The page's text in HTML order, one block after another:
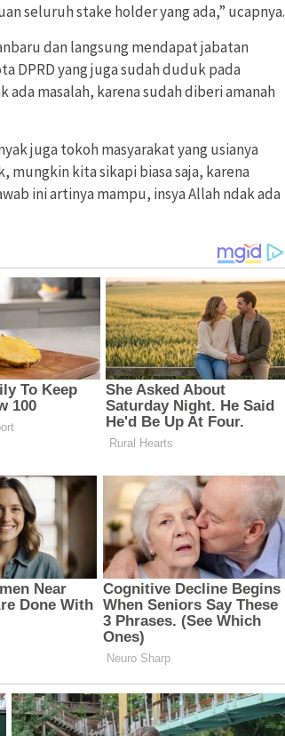
seluruh stake holder yang ada,” ucapnya.
dan langsung mendapat jabatan
DPRD yang juga sudah duduk pada
masalah, karena sudah diberi amanah
juga tokoh masyarakat yang usianya
mungkin kita sikapi biasa saja, karena
ini artinya mampu, insya Allah ndak ada